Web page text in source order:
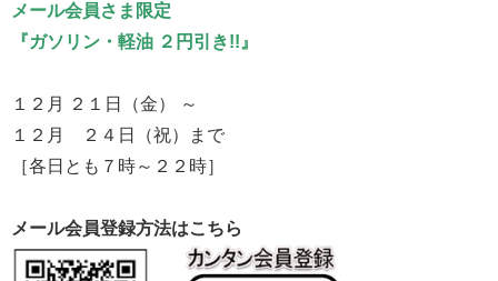
メール会員さま限定
『ガソリン・軽油 ２円引き!!』
１２月 ２１日（金） ～
１２月 ２４日（祝）まで
［各日とも７時～２２時］
メール会員登録方法はこちら